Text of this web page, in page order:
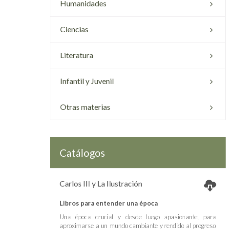
Humanidades
Ciencias
Literatura
Infantil y Juvenil
Otras materias
Catálogos
Carlos III y La Ilustración
Libros para entender una época
Una época crucial y desde luego apasionante, para
aproximarse a un mundo cambiante y rendido al progreso